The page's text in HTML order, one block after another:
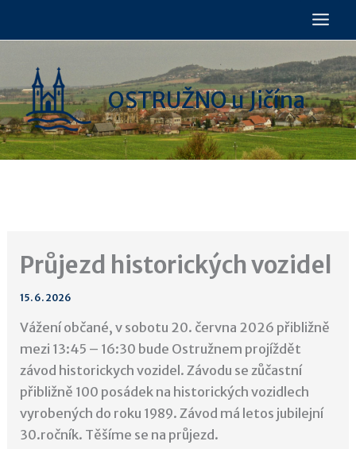
OSTRUŽNO u Jičína
Průjezd historických vozidel
15. 6. 2026
Vážení občané, v sobotu 20. června 2026 přibližně
mezi 13:45 – 16:30 bude Ostružnem projíždět
závod historickych vozidel. Závodu se zůčastní
přibližně 100 posádek na historických vozidlech
vyrobených do roku 1989. Závod má letos jubilejní
30.ročník. Těšíme se na průjezd.